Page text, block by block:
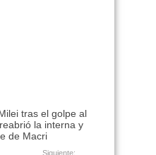
tras el golpe al
la interna y
de Macri
Siguiente: